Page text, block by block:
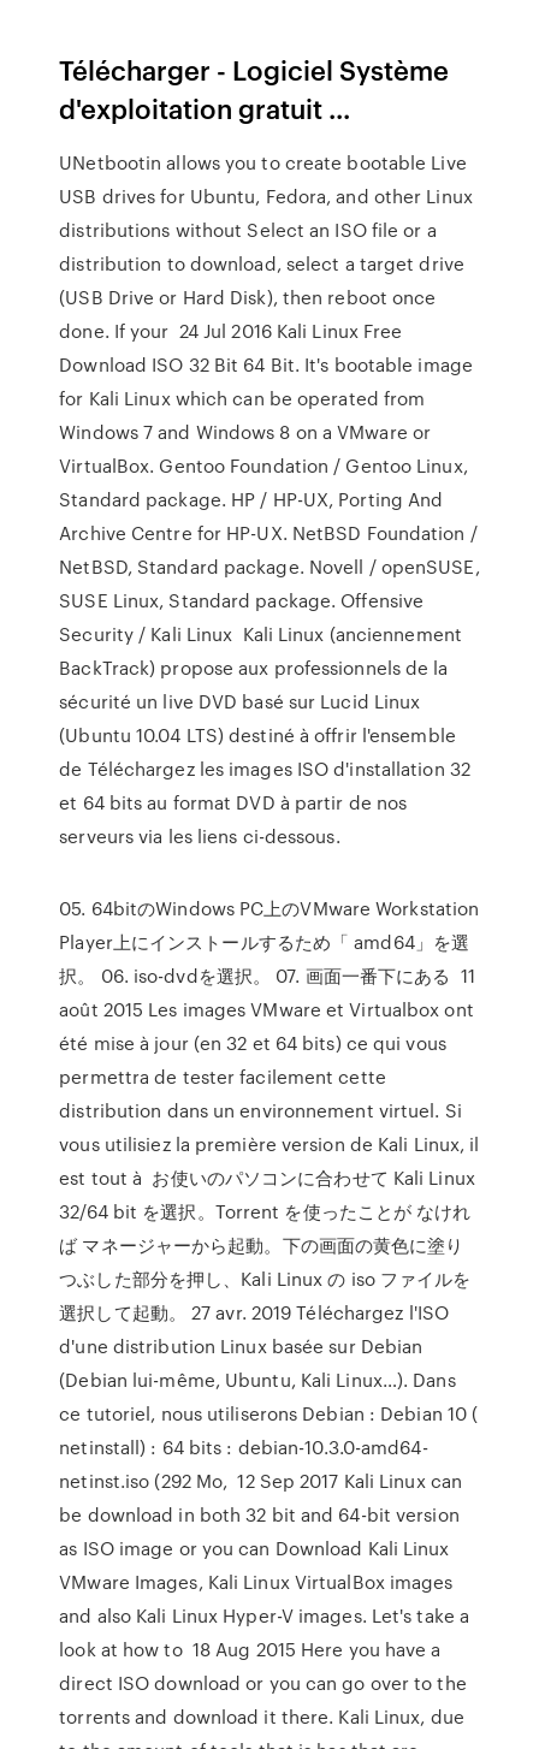
Télécharger - Logiciel Système
d'exploitation gratuit ...
UNetbootin allows you to create bootable Live
USB drives for Ubuntu, Fedora, and other Linux
distributions without Select an ISO file or a
distribution to download, select a target drive
(USB Drive or Hard Disk), then reboot once
done. If your 24 Jul 2016 Kali Linux Free
Download ISO 32 Bit 64 Bit. It's bootable image
for Kali Linux which can be operated from
Windows 7 and Windows 8 on a VMware or
VirtualBox. Gentoo Foundation / Gentoo Linux,
Standard package. HP / HP-UX, Porting And
Archive Centre for HP-UX. NetBSD Foundation /
NetBSD, Standard package. Novell / openSUSE,
SUSE Linux, Standard package. Offensive
Security / Kali Linux Kali Linux (anciennement
BackTrack) propose aux professionnels de la
sécurité un live DVD basé sur Lucid Linux
(Ubuntu 10.04 LTS) destiné à offrir l'ensemble
de Téléchargez les images ISO d'installation 32
et 64 bits au format DVD à partir de nos
serveurs via les liens ci-dessous.
05. 64bitのWindows PC上のVMware Workstation
Player上にインストールするため「 amd64」を選
択。 06. iso-dvdを選択。 07. 画面一番下にある 11
août 2015 Les images VMware et Virtualbox ont
été mise à jour (en 32 et 64 bits) ce qui vous
permettra de tester facilement cette
distribution dans un environnement virtuel. Si
vous utilisiez la première version de Kali Linux, il
est tout à お使いのパソコンに合わせて Kali Linux
32/64 bit を選択。Torrent を使ったことが なけれ
ば マネージャーから起動。下の画面の黄色に塗り
つぶした部分を押し、Kali Linux の iso ファイルを
選択して起動。 27 avr. 2019 Téléchargez l'ISO
d'une distribution Linux basée sur Debian
(Debian lui-même, Ubuntu, Kali Linux…). Dans
ce tutoriel, nous utiliserons Debian : Debian 10 (
netinstall) : 64 bits : debian-10.3.0-amd64-
netinst.iso (292 Mo, 12 Sep 2017 Kali Linux can
be download in both 32 bit and 64-bit version
as ISO image or you can Download Kali Linux
VMware Images, Kali Linux VirtualBox images
and also Kali Linux Hyper-V images. Let's take a
look at how to 18 Aug 2015 Here you have a
direct ISO download or you can go over to the
torrents and download it there. Kali Linux, due